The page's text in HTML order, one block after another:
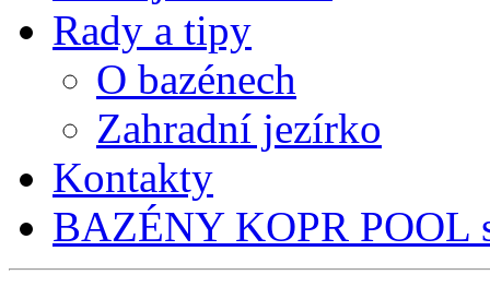
Rady a tipy
O bazénech
Zahradní jezírko
Kontakty
BAZÉNY KOPR POOL